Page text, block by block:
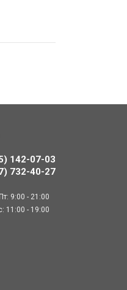
142-07-03
732-40-27
9:00 - 21:00
11:00 - 19:00